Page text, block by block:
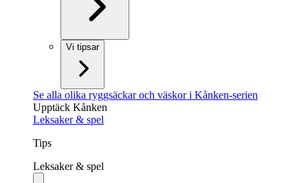
Vi tipsar
Se alla olika ryggsäckar och väskor i Kånken-serien
Upptäck Kånken
Leksaker & spel
Tips
Leksaker & spel